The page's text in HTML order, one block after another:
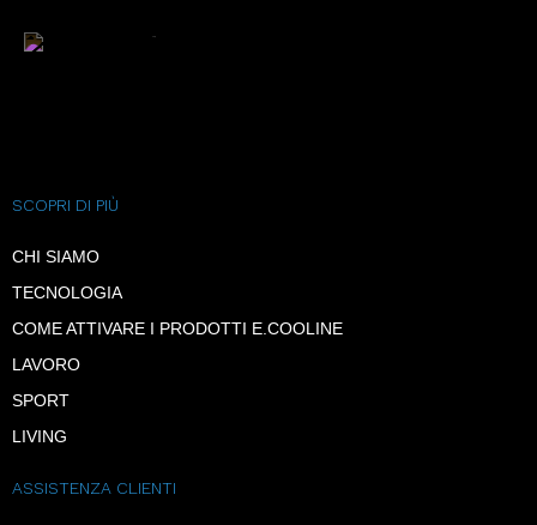
SCOPRI DI PIÙ
CHI SIAMO
TECNOLOGIA
COME ATTIVARE I PRODOTTI E.COOLINE
LAVORO
SPORT
LIVING
ASSISTENZA CLIENTI